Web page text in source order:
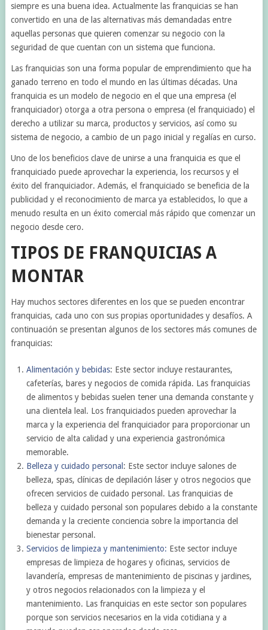
siempre es una buena idea. Actualmente las franquicias se han
convertido en una de las alternativas más demandadas entre
aquellas personas que quieren comenzar su negocio con la
seguridad de que cuentan con un sistema que funciona.
Las franquicias son una forma popular de emprendimiento que ha
ganado terreno en todo el mundo en las últimas décadas. Una
franquicia es un modelo de negocio en el que una empresa (el
franquiciador) otorga a otra persona o empresa (el franquiciado) el
derecho a utilizar su marca, productos y servicios, así como su
sistema de negocio, a cambio de un pago inicial y regalías en curso.
Uno de los beneficios clave de unirse a una franquicia es que el
franquiciado puede aprovechar la experiencia, los recursos y el
éxito del franquiciador. Además, el franquiciado se beneficia de la
publicidad y el reconocimiento de marca ya establecidos, lo que a
menudo resulta en un éxito comercial más rápido que comenzar un
negocio desde cero.
TIPOS DE FRANQUICIAS A
MONTAR
Hay muchos sectores diferentes en los que se pueden encontrar
franquicias, cada uno con sus propias oportunidades y desafíos. A
continuación se presentan algunos de los sectores más comunes de
franquicias:
Alimentación y bebidas: Este sector incluye restaurantes,
cafeterías, bares y negocios de comida rápida. Las franquicias
de alimentos y bebidas suelen tener una demanda constante y
una clientela leal. Los franquiciados pueden aprovechar la
marca y la experiencia del franquiciador para proporcionar un
servicio de alta calidad y una experiencia gastronómica
memorable.
Belleza y cuidado personal : Este sector incluye salones de
belleza, spas, clínicas de depilación láser y otros negocios que
ofrecen servicios de cuidado personal. Las franquicias de
belleza y cuidado personal son populares debido a la constante
demanda y la creciente conciencia sobre la importancia del
bienestar personal.
Servicios de limpieza y mantenimiento: Este sector incluye
empresas de limpieza de hogares y oficinas, servicios de
lavandería, empresas de mantenimiento de piscinas y jardines,
y otros negocios relacionados con la limpieza y el
mantenimiento. Las franquicias en este sector son populares
porque son servicios necesarios en la vida cotidiana y a